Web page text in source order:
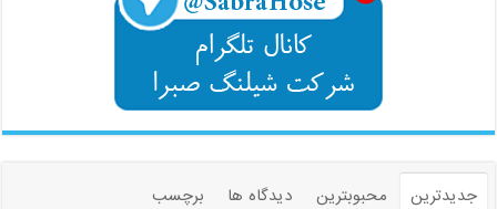
جدیدترین محبوبترین دیدگاه ها
برچسب